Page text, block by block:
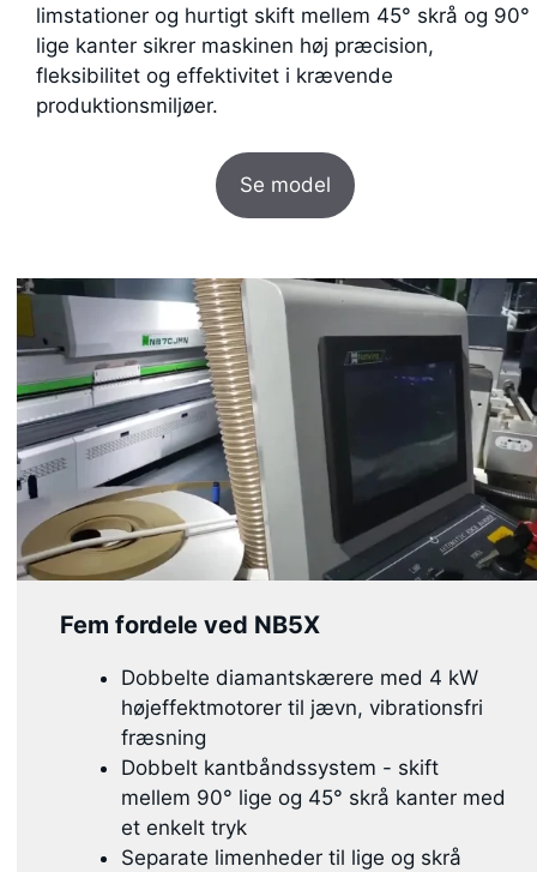
limstationer og hurtigt skift mellem 45° skrå og 90°
lige kanter sikrer maskinen høj præcision,
fleksibilitet og effektivitet i krævende
produktionsmiljøer.
Se model
Fem fordele ved NB5X
Dobbelte diamantskærere med 4 kW
højeffektmotorer til jævn, vibrationsfri
fræsning
Dobbelt kantbåndssystem - skift
mellem 90° lige og 45° skrå kanter med
et enkelt tryk
Separate limenheder til lige og skrå